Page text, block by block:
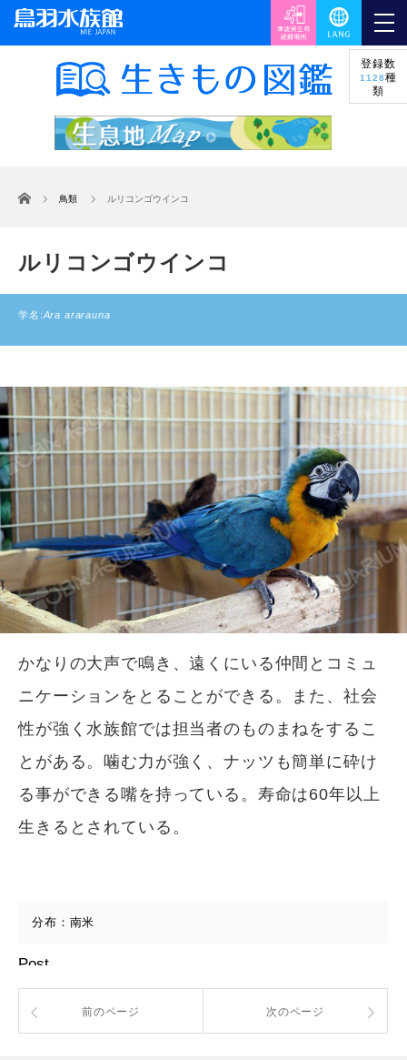
登録数
1128種
類
ホーム 鳥類 ルリコンゴウインコ
ルリコンゴウインコ
学名:Ara ararauna
かなりの大声で鳴き、遠くにいる仲間とコミュ
ニケーションをとることができる。また、社会
性が強く水族館では担当者のものまねをするこ
とがある。噛む力が強く、ナッツも簡単に砕け
る事ができる嘴を持っている。寿命は60年以上
生きるとされている。
分布：南米
Post
前のページ 次のページ